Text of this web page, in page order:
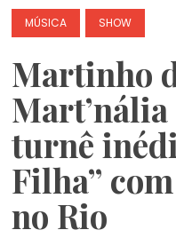
MÚSICA SHOW
Martinho
turnê
Filha”
no Rio